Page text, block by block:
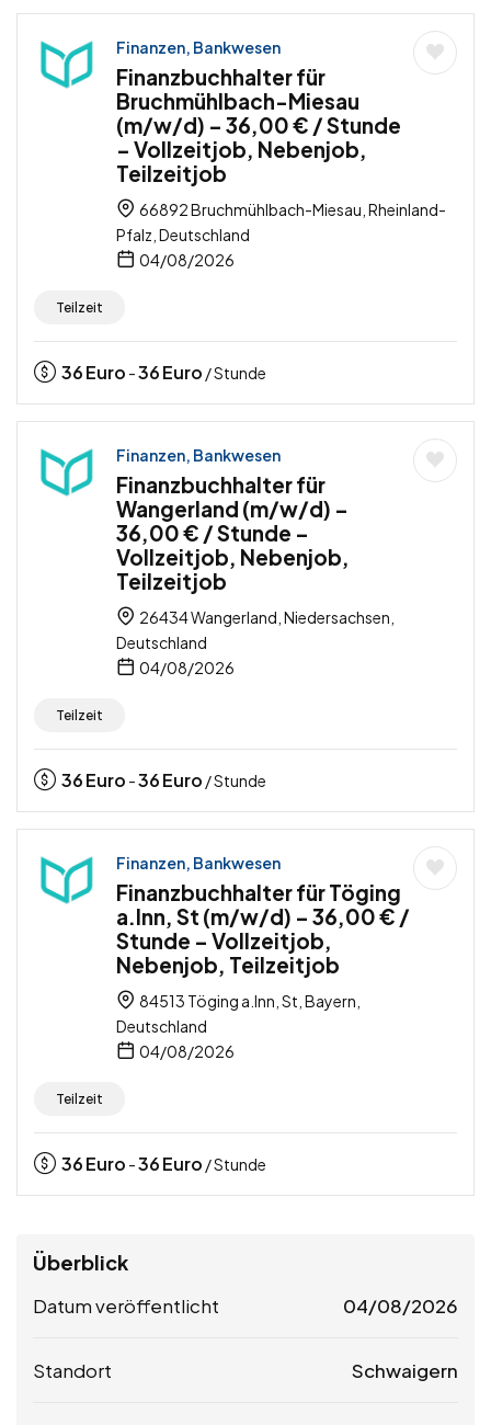
Finanzen, Bankwesen
Finanzbuchhalter für
Bruchmühlbach-Miesau
(m/w/d) – 36,00 € / Stunde
– Vollzeitjob, Nebenjob,
Teilzeitjob
66892 Bruchmühlbach-Miesau, Rheinland-
Pfalz, Deutschland
04/08/2026
Teilzeit
36Euro -36Euro / Stunde
Finanzen, Bankwesen
Finanzbuchhalter für
Wangerland (m/w/d) –
36,00 € / Stunde –
Vollzeitjob, Nebenjob,
Teilzeitjob
26434 Wangerland, Niedersachsen,
Deutschland
04/08/2026
Teilzeit
36Euro -36Euro / Stunde
Finanzen, Bankwesen
Finanzbuchhalter für Töging
a.Inn, St (m/w/d) – 36,00 € /
Stunde – Vollzeitjob,
Nebenjob, Teilzeitjob
84513 Töging a.Inn, St, Bayern,
Deutschland
04/08/2026
Teilzeit
36Euro -36Euro / Stunde
Überblick
Datum veröffentlicht 04/08/2026
Standort Schwaigern